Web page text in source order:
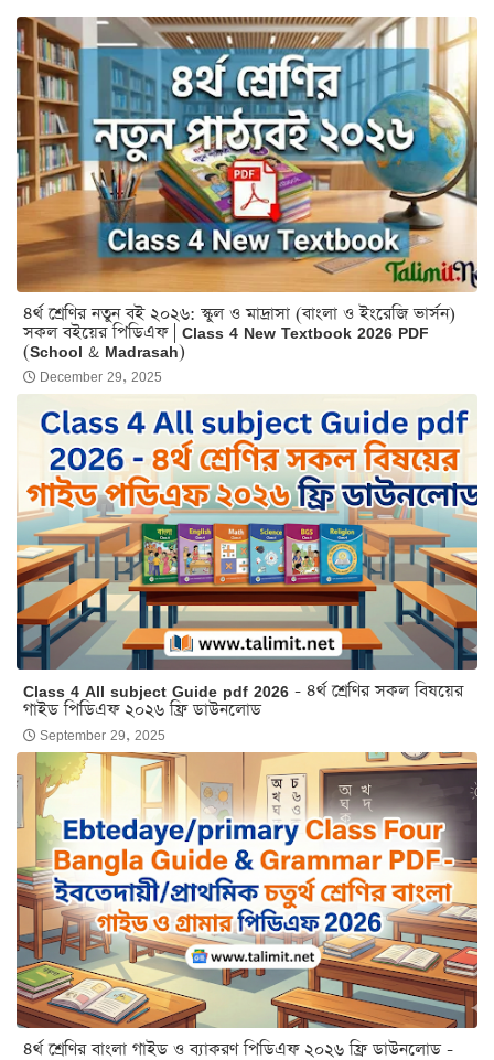
৪র্থ শ্রেণির নতুন বই ২০২৬: স্কুল ও মাদ্রাসা (বাংলা ও ইংরেজি ভার্সন)
সকল বইয়ের পিডিএফ | Class 4 New Textbook 2026 PDF
(School & Madrasah)
December 29, 2025
Class 4 All subject Guide pdf 2026 - ৪র্থ শ্রেণির সকল বিষয়ের
গাইড পিডিএফ ২০২৬ ফ্রি ডাউনলোড
September 29, 2025
৪র্থ শ্রেণির বাংলা গাইড ও ব্যাকরণ পিডিএফ ২০২৬ ফ্রি ডাউনলোড -